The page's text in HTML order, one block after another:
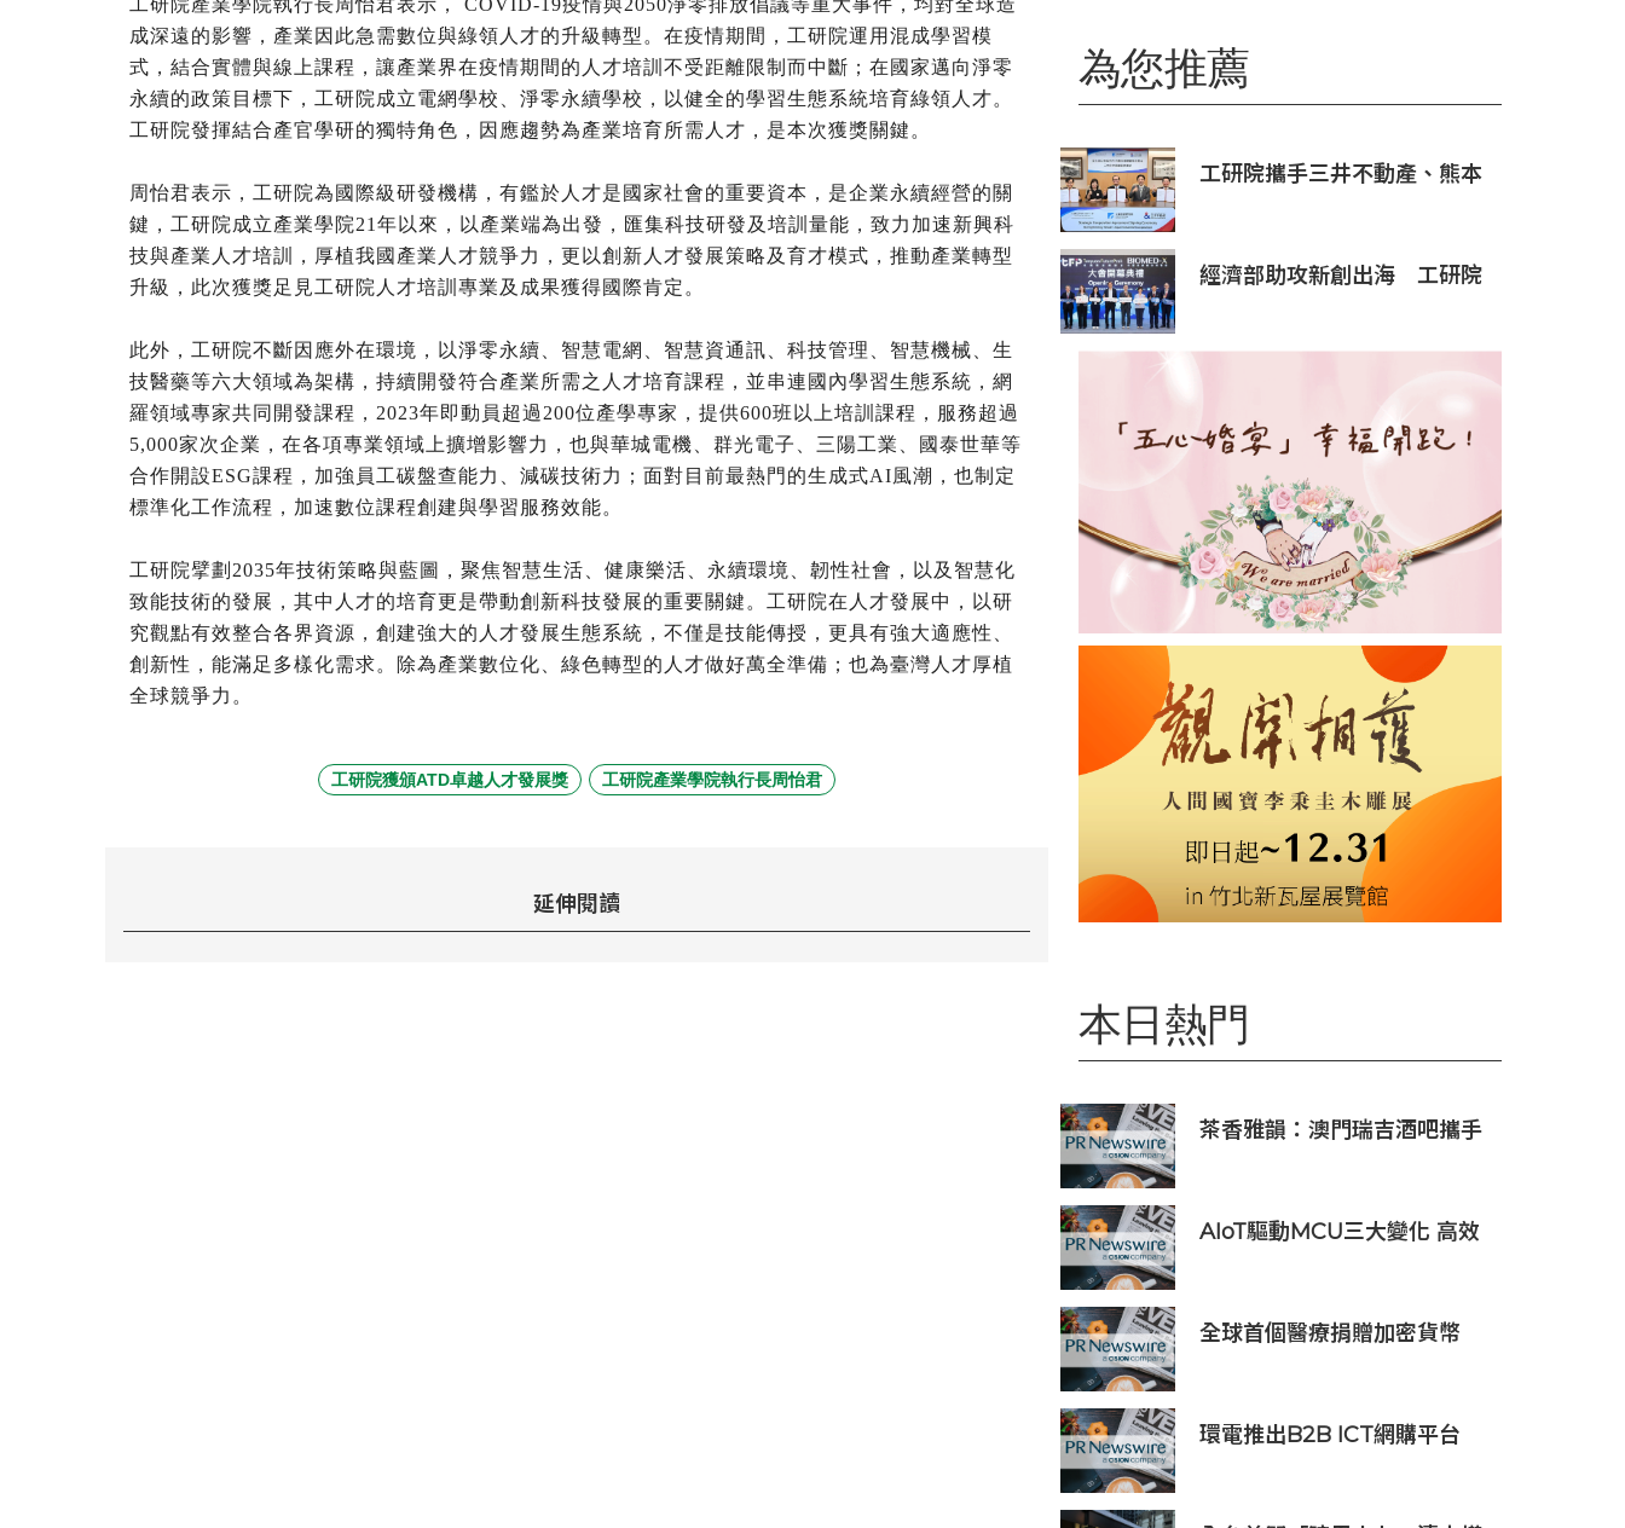
工研院產業學院執行長周怡君表示， COVID-19疫情與2050淨零排放倡議等重大事件，均對全球造
成深遠的影響，產業因此急需數位與綠領人才的升級轉型。在疫情期間，工研院運用混成學習模
式，結合實體與線上課程，讓產業界在疫情期間的人才培訓不受距離限制而中斷；在國家邁向淨零
永續的政策目標下，工研院成立電網學校、淨零永續學校，以健全的學習生態系統培育綠領人才。
工研院發揮結合產官學研的獨特角色，因應趨勢為產業培育所需人才，是本次獲獎關鍵。
周怡君表示，工研院為國際級研發機構，有鑑於人才是國家社會的重要資本，是企業永續經營的關
鍵，工研院成立產業學院21年以來，以產業端為出發，匯集科技研發及培訓量能，致力加速新興科
技與產業人才培訓，厚植我國產業人才競爭力，更以創新人才發展策略及育才模式，推動產業轉型
升級，此次獲獎足見工研院人才培訓專業及成果獲得國際肯定。
此外，工研院不斷因應外在環境，以淨零永續、智慧電網、智慧資通訊、科技管理、智慧機械、生
技醫藥等六大領域為架構，持續開發符合產業所需之人才培育課程，並串連國內學習生態系統，網
羅領域專家共同開發課程，2023年即動員超過200位產學專家，提供600班以上培訓課程，服務超過
5,000家次企業，在各項專業領域上擴增影響力，也與華城電機、群光電子、三陽工業、國泰世華等
合作開設ESG課程，加強員工碳盤查能力、減碳技術力；面對目前最熱門的生成式AI風潮，也制定
標準化工作流程，加速數位課程創建與學習服務效能。
工研院擘劃2035年技術策略與藍圖，聚焦智慧生活、健康樂活、永續環境、韌性社會，以及智慧化
致能技術的發展，其中人才的培育更是帶動創新科技發展的重要關鍵。工研院在人才發展中，以研
究觀點有效整合各界資源，創建強大的人才發展生態系統，不僅是技能傳授，更具有強大適應性、
創新性，能滿足多樣化需求。除為產業數位化、綠色轉型的人才做好萬全準備；也為臺灣人才厚植
全球競爭力。
工研院獲頒ATD卓越人才發展獎 工研院產業學院執行長周怡君
延伸閱讀
為您推薦
工研院攜手三井不動產、熊本
與應用市場商機
經濟部助攻新創出海 工研院
本日熱門
茶香雅韻：澳門瑞吉酒吧攜手
AIoT驅動MCU三大變化 高效
全球首個醫療捐贈加密貨幣
環電推出B2B ICT網購平台